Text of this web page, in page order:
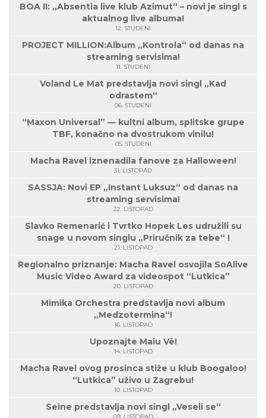
BOA II: „Absentia live klub Azimut“ – novi je singl s
aktualnog live albuma!
12. STUDENI
PROJECT MILLION:Album „Kontrola“ od danas na
streaming servisima!
11. STUDENI
Voland Le Mat predstavlja novi singl „Kad
odrastem“
06. STUDENI
“Maxon Universal” — kultni album, splitske grupe
TBF, konačno na dvostrukom vinilu!
05. STUDENI
Macha Ravel iznenadila fanove za Halloween!
31. LISTOPAD
SASSJA: Novi EP „Instant Luksuz“ od danas na
streaming servisima!
22. LISTOPAD
Slavko Remenarić i Tvrtko Hopek Les udružili su
snage u novom singlu „Priručnik za tebe“ !
21. LISTOPAD
Regionalno priznanje: Macha Ravel osvojila SoAlive
Music Video Award za videospot “Lutkica”
20. LISTOPAD
Mimika Orchestra predstavlja novi album
„Medzotermina“!
16. LISTOPAD
Upoznajte Maiu Vë!
14. LISTOPAD
Macha Ravel ovog prosinca stiže u klub Boogaloo!
“Lutkica” uživo u Zagrebu!
10. LISTOPAD
Seine predstavlja novi singl „Veseli se“
09. LISTOPAD